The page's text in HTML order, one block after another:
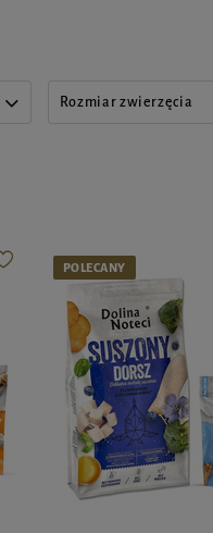
Rozmiar zwierzęcia
POLECANY